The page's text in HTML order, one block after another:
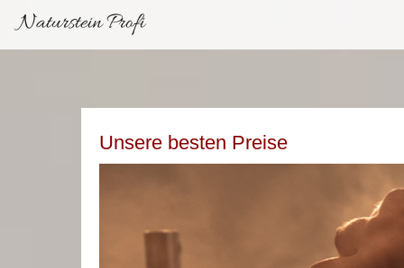
Naturstein Profi
Unsere besten Preise